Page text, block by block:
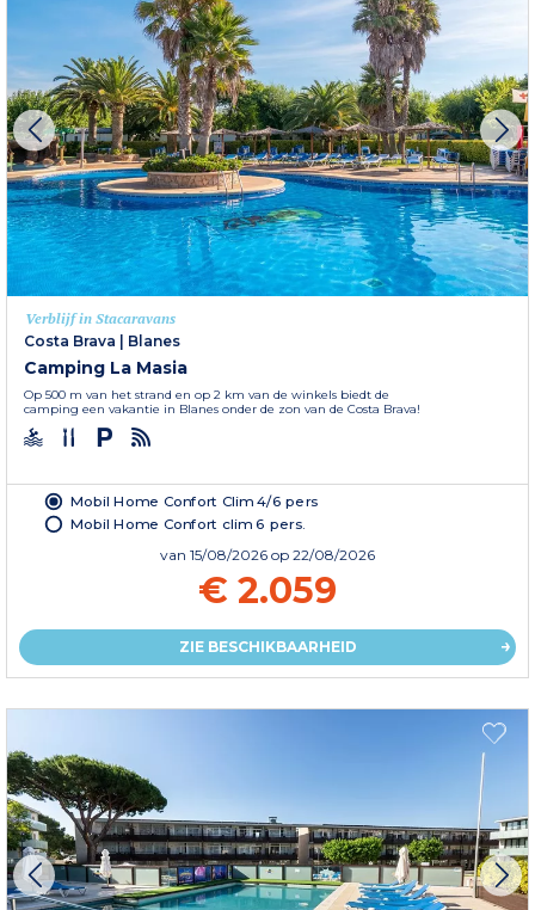
Verblijf in Stacaravans
Costa Brava | Blanes
Camping La Masia
Op 500 m van het strand en op 2 km van de winkels biedt de
camping een vakantie in Blanes onder de zon van de Costa Brava!
Mobil Home Confort Clim 4/6 pers
Mobil Home Confort clim 6 pers.
van 15/08/2026 op 22/08/2026
€ 2.059
ZIE BESCHIKBAARHEID